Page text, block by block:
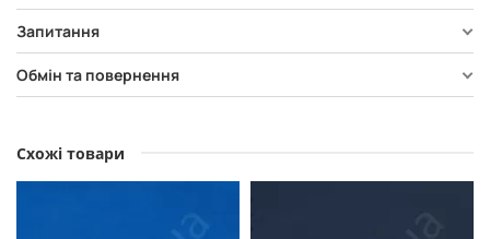
Запитання
Обмін та повернення
Схожі товари